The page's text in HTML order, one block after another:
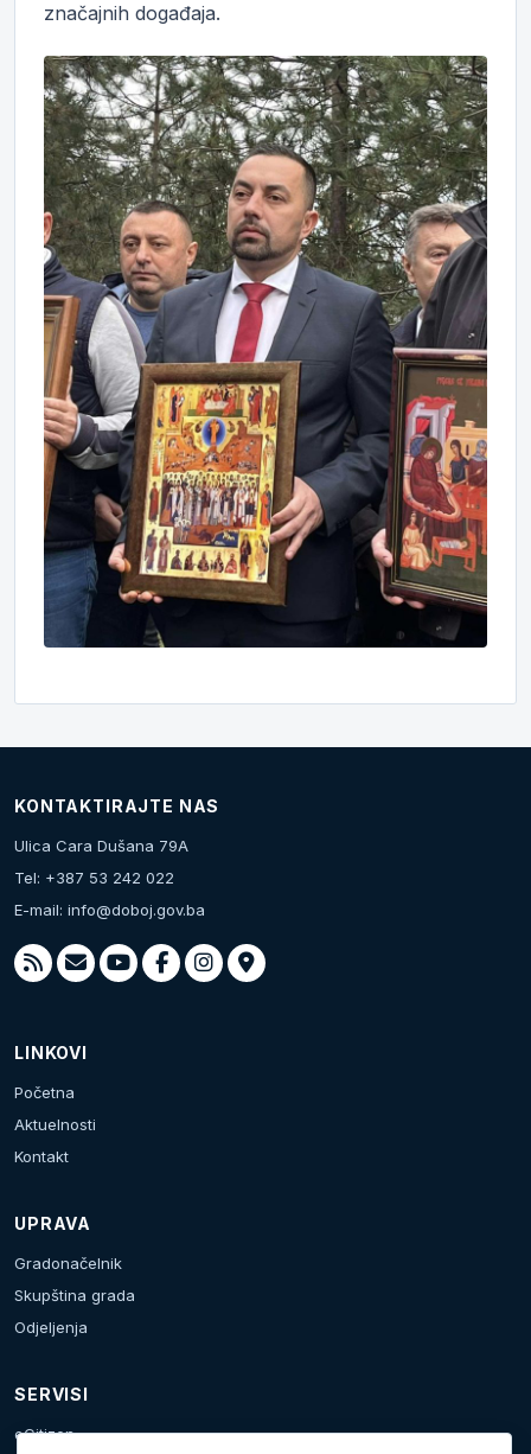
značajnih događaja.
KONTAKTIRAJTE NAS
Ulica Cara Dušana 79A
Tel: +387 53 242 022
E-mail: info@doboj.gov.ba
LINKOVI
Početna
Aktuelnosti
Kontakt
UPRAVA
Gradonačelnik
Skupština grada
Odjeljenja
SERVISI
eCitizen